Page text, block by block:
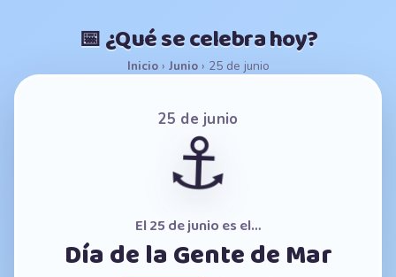
📅 ¿Qué se celebra hoy?
Inicio› Junio› 25 de junio
25 de junio
⚓
El 25 de junio es el…
Día de la Gente de Mar